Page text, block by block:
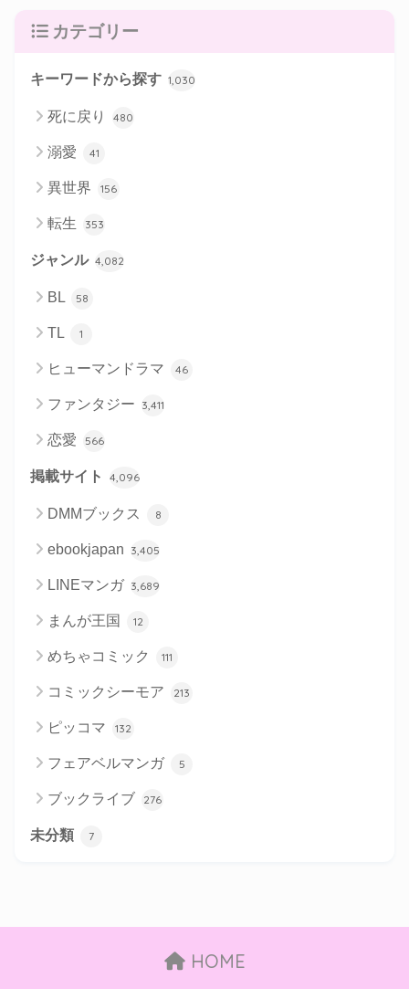
カテゴリー
キーワードから探す 1,030
死に戻り 480
溺愛 41
異世界 156
転生 353
ジャンル 4,082
BL 58
TL 1
ヒューマンドラマ 46
ファンタジー 3,411
恋愛 566
掲載サイト 4,096
DMMブックス 8
ebookjapan 3,405
LINEマンガ 3,689
まんが王国 12
めちゃコミック 111
コミックシーモア 213
ピッコマ 132
フェアベルマンガ 5
ブックライブ 276
未分類 7
HOME